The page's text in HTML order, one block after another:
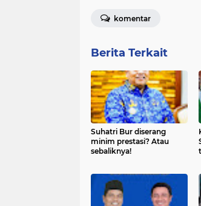
komentar
Berita Terkait
Suhatri Bur diserang
minim prestasi? Atau
sebaliknya!